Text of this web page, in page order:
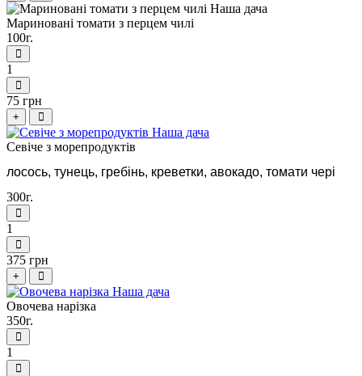
Мариновані томати з перцем чилі
100г.
1
75 грн
+
Севіче з морепродуктів
лосось, тунець, гребінь, креветки, авокадо, томати чері
300г.
1
375 грн
+
Овочева нарізка
350г.
1